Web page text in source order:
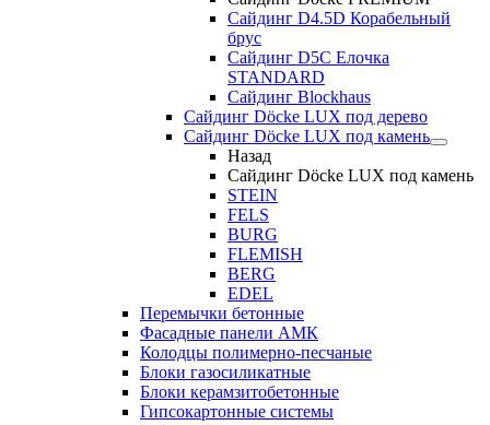
Сайдинг D4.5D Корабельный
брус
Сайдинг D5С Елочка
STANDARD
Сайдинг Blockhaus
Сайдинг Döcke LUX под дерево
Сайдинг Döcke LUX под камень
Назад
Сайдинг Döcke LUX под камень
STEIN
FELS
BURG
FLEMISH
BERG
EDEL
Перемычки бетонные
Фасадные панели АМК
Колодцы полимерно-песчаные
Блоки газосиликатные
Блоки керамзитобетонные
Гипсокартонные системы